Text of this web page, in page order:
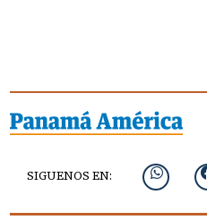
SIGUENOS EN: